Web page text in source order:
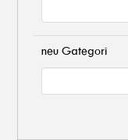
neu Gategori